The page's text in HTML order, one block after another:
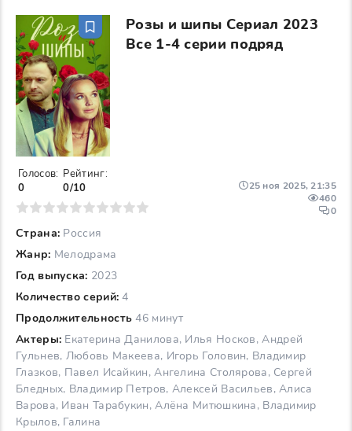
Розы и шипы Сериал 2023
Все 1-4 серии подряд
Страна: Россия
Жанр: Мелодрама
Год выпуска: 2023
Количество серий: 4
Продолжительность 46 минут
Актеры: Екатерина Данилова, Илья Носков, Андрей
Гульнев, Любовь Макеева, Игорь Головин, Владимир
Глазков, Павел Исайкин, Ангелина Столярова, Сергей
Бледных, Владимир Петров, Алексей Васильев, Алиса
Варова, Иван Тарабукин, Алёна Митюшкина, Владимир
Крылов, Галина
25 ноя 2025, 21:35
460
0
Голосов:
0
Рейтинг:
0/10
7 8 9 10